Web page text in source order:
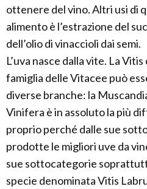
ottenere del vino. Altri usi di
alimento è l’estrazione del
dell’olio di vinaccioli dai semi.
L’uva nasce dalla vite. La
famiglia delle Vitacee può
diverse branche: la
Vinifera è in assoluto la più
proprio perché dalle sue
prodotte le migliori uve da
sue sottocategorie
specie denominata Vitis